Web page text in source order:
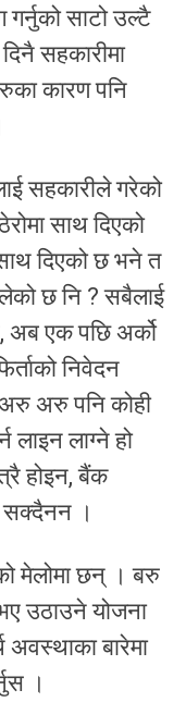
साटो उल्टै
सहकारीमा
कारण पनि
सहकारीले गरेको
साथ दिएको
दिएको छ भने त
छ नि ? सबैलाई
अब एक पछि अर्को
निवेदन
अरु पनि कोही
लाइन लाग्ने हो
होइन, बैंक
सक्दैनन ।
मेलोमा छन् । बरु
उठाउने योजना
बारेमा
।